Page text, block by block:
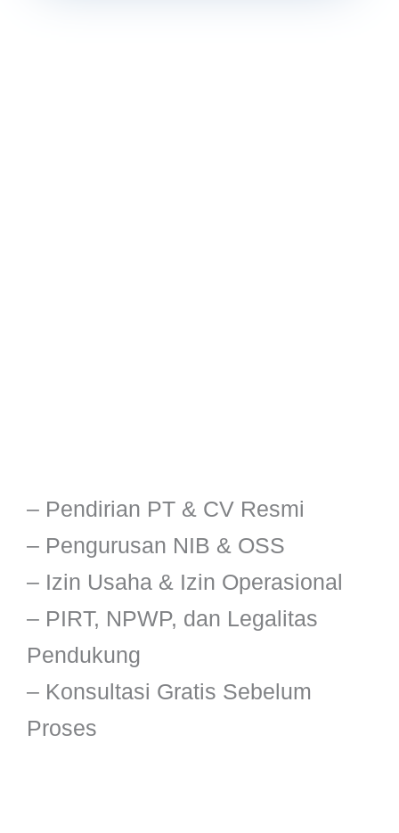
– Pendirian PT & CV Resmi
– Pengurusan NIB & OSS
– Izin Usaha & Izin Operasional
– PIRT, NPWP, dan Legalitas
Pendukung
– Konsultasi Gratis Sebelum
Proses